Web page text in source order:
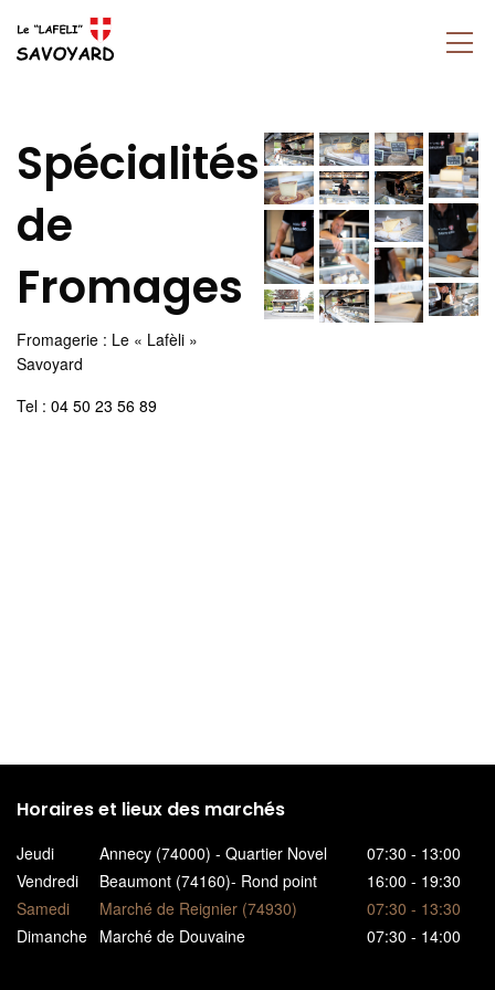
Spécialités
de
Fromages
Fromagerie : Le « Lafèli »
Savoyard
Tel : 04 50 23 56 89
Horaires et lieux des marchés
Jeudi Annecy (74000) - Quartier Novel
07:30 - 13:00
Vendredi
Beaumont (74160)- Rond point
16:00 - 19:30
Samedi
Marché de Reignier (74930)
07:30 - 13:30
Dimanche Marché de Douvaine 07:30 - 14:00